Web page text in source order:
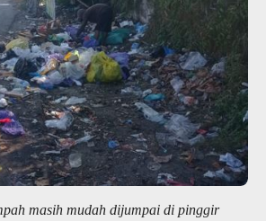
masih mudah dijumpai di pinggir